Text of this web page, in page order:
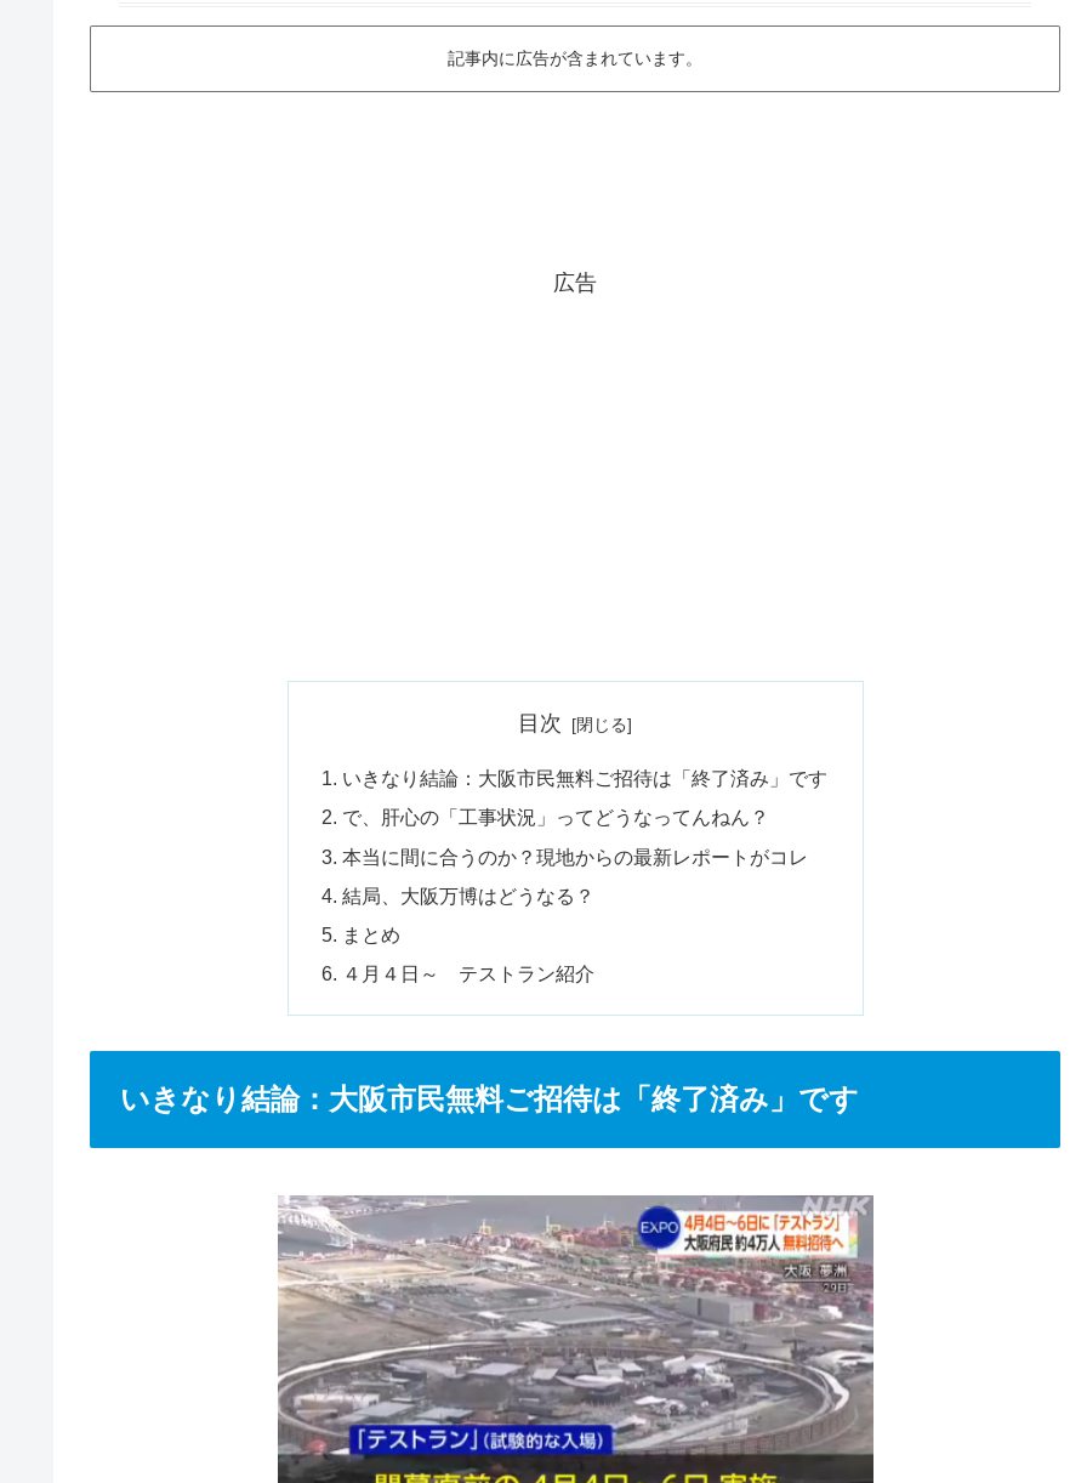
記事内に広告が含まれています。
広告
目次
いきなり結論：大阪市民無料ご招待は「終了済み」です
で、肝心の「工事状況」ってどうなってんねん？
本当に間に合うのか？現地からの最新レポートがコレ
結局、大阪万博はどうなる？
まとめ
４月４日～ テストラン紹介
いきなり結論：大阪市民無料ご招待は「終了済み」です